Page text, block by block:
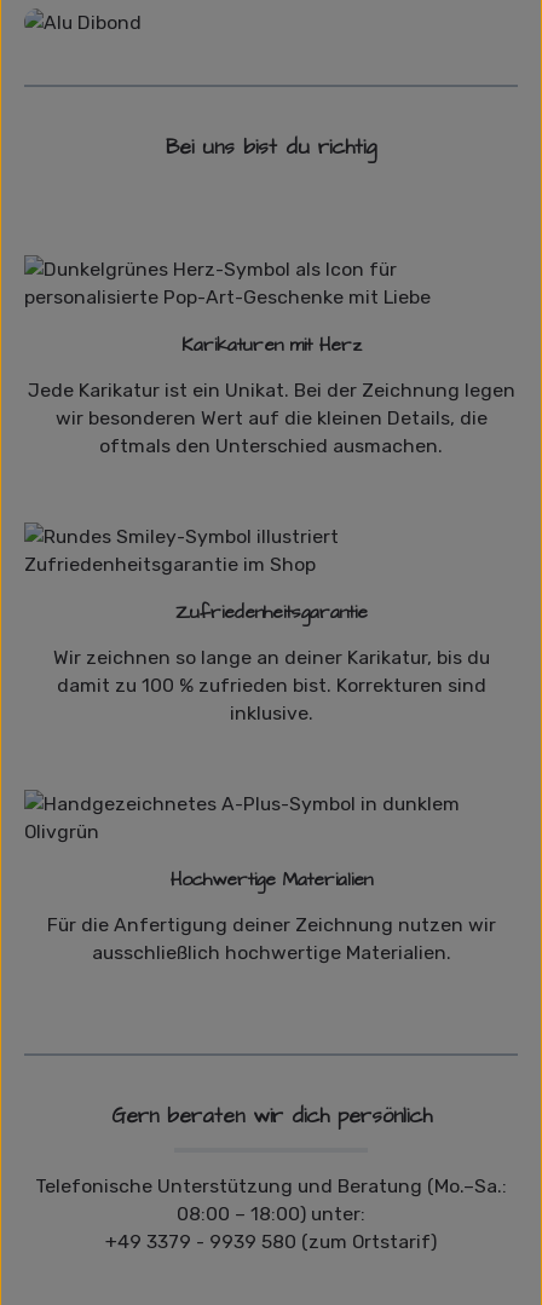
Bei uns bist du richtig
Karikaturen mit Herz
Jede Karikatur ist ein Unikat. Bei der Zeichnung legen
wir besonderen Wert auf die kleinen Details, die
oftmals den Unterschied ausmachen.
Zufriedenheitsgarantie
Wir zeichnen so lange an deiner Karikatur, bis du
damit zu 100 % zufrieden bist. Korrekturen sind
inklusive.
Hochwertige Materialien
Für die Anfertigung deiner Zeichnung nutzen wir
ausschließlich hochwertige Materialien.
Gern beraten wir dich persönlich
Telefonische Unterstützung und Beratung (Mo.–Sa.:
08:00 – 18:00) unter:
+49 3379 - 9939 580 (zum Ortstarif)